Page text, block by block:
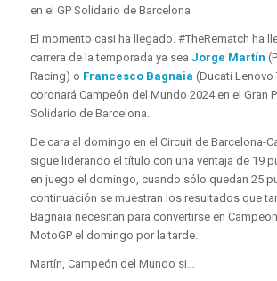
en el GP Solidario de Barcelona
El momento casi ha llegado. #TheRematch ha
carrera de la temporada ya sea Jorge Martín
Racing) o Francesco Bagnaia (Ducati Lenovo
coronará Campeón del Mundo 2024 en el Gran
Solidario de Barcelona.
De cara al domingo en el Circuit de Barcelona-
sigue liderando el título con una ventaja de 19
en juego el domingo, cuando sólo quedan 25
continuación se muestran los resultados que
Bagnaia necesitan para convertirse en
MotoGP el domingo por la tarde.
Martín, Campeón del Mundo si…